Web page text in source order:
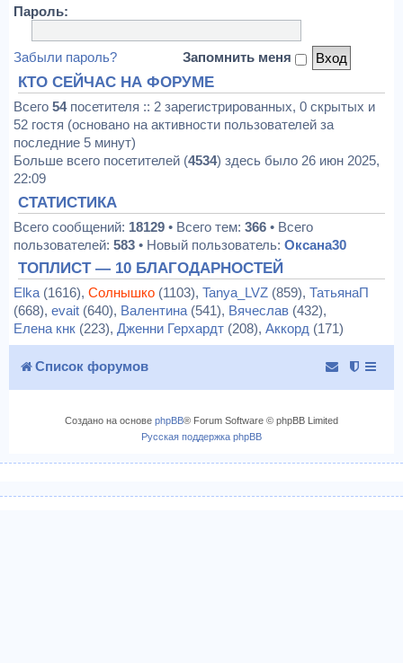
Пароль:
Забыли пароль? Запомнить меня
КТО СЕЙЧАС НА ФОРУМЕ
Всего 54посетителя :: 2 зарегистрированных, 0 скрытых и
52 гостя (основано на активности пользователей за
последние 5 минут)
Больше всего посетителей (4534) здесь было 26 июн 2025,
22:09
СТАТИСТИКА
Всего сообщений: 18129 • Всего тем: 366 • Всего
пользователей: 583 • Новый пользователь: Оксана30
ТОПЛИСТ — 10 БЛАГОДАРНОСТЕЙ
Elka (1616), Солнышко (1103), Tanya_LVZ (859), ТатьянаП
(668), evait (640), Валентина (541), Вячеслав (432),
Елена кнк (223), Дженни Герхардт (208), Аккорд (171)
Список форумов
Создано на основе phpBB® Forum Software © phpBB Limited
Русская поддержка phpBB